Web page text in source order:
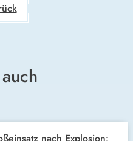
nach Explosion: